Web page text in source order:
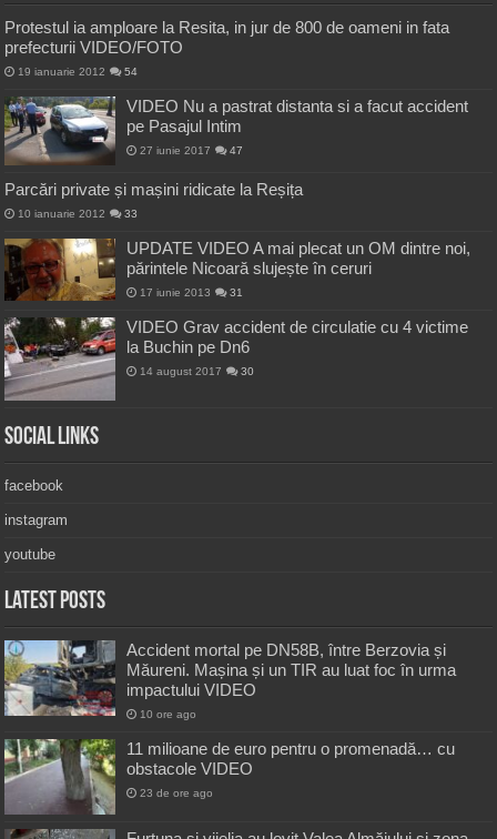
Protestul ia amploare la Resita, in jur de 800 de oameni in fata
prefecturii VIDEO/FOTO
19 ianuarie 2012 54
VIDEO Nu a pastrat distanta si a facut accident
pe Pasajul Intim
27 iunie 2017 47
Parcări private și mașini ridicate la Reșița
10 ianuarie 2012 33
UPDATE VIDEO A mai plecat un OM dintre noi,
părintele Nicoară slujește în ceruri
17 iunie 2013 31
VIDEO Grav accident de circulatie cu 4 victime
la Buchin pe Dn6
14 august 2017 30
Social Links
facebook
instagram
youtube
Latest Posts
Accident mortal pe DN58B, între Berzovia și
Măureni. Mașina și un TIR au luat foc în urma
impactului VIDEO
10 ore ago
11 milioane de euro pentru o promenadă… cu
obstacole VIDEO
23 de ore ago